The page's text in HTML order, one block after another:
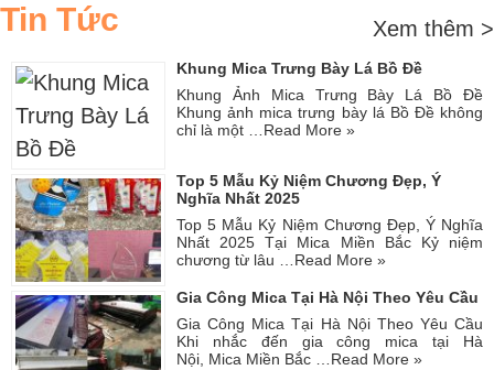
Tin Tức Xem thêm >
Khung Mica Trưng Bày Lá Bồ Đề
Khung Ảnh Mica Trưng Bày Lá Bồ Đề
Khung ảnh mica trưng bày lá Bồ Đề không
chỉ là một … Read More »
Top 5 Mẫu Kỷ Niệm Chương Đẹp, Ý
Nghĩa Nhất 2025
Top 5 Mẫu Kỷ Niệm Chương Đẹp, Ý Nghĩa
Nhất 2025 Tại Mica Miền Bắc Kỷ niệm
chương từ lâu … Read More »
Gia Công Mica Tại Hà Nội Theo Yêu Cầu
Gia Công Mica Tại Hà Nội Theo Yêu Cầu
Khi nhắc đến gia công mica tại Hà
Nội, Mica Miền Bắc …Read More »